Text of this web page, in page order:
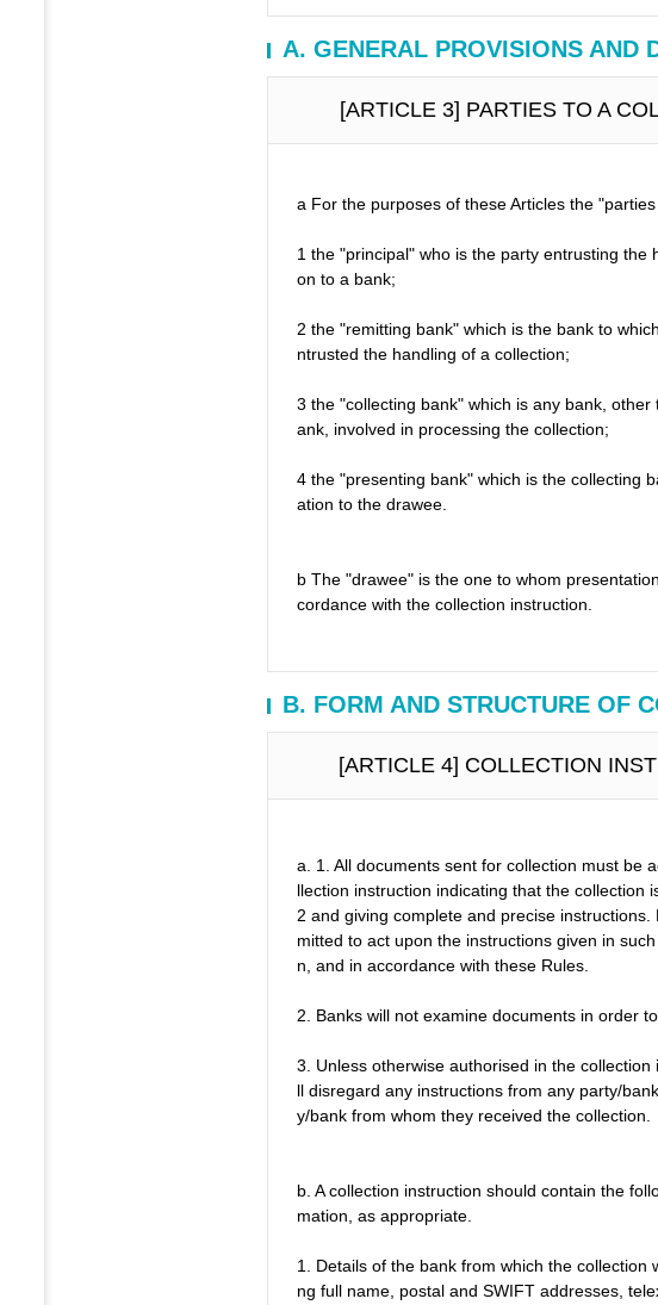
A. GENERAL PROVISIONS AND
[ARTICLE 3] PARTIES TO A
a For the purposes of these Articles the
1 the "principal" who is the party entrusting the
on to a bank;
2 the "remitting bank" which is the bank to
ntrusted the handling of a collection;
3 the "collecting bank" which is any bank, other
ank, involved in processing the collection;
4 the "presenting bank" which is the collecting
ation to the drawee.
b The "drawee" is the one to whom
cordance with the collection instruction.
B. FORM AND STRUCTURE OF
[ARTICLE 4] COLLECTION
a. 1. All documents sent for collection must be
llection instruction indicating that the collection
2 and giving complete and precise instructions.
mitted to act upon the instructions given in
n, and in accordance with these Rules.
2. Banks will not examine documents in order
3. Unless otherwise authorised in the collection
ll disregard any instructions from any party/
y/bank from whom they received the collection.
b. A collection instruction should contain the
mation, as appropriate.
1. Details of the bank from which the collection
ng full name, postal and SWIFT addresses,